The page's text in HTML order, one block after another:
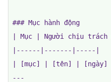
### Mục hành động
| Mục | Người chịu trách
|------|-------|-----|
| [mục] | [tên] | [ngày] |
---